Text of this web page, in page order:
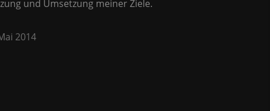
und Umsetzung meiner Ziele.
2014